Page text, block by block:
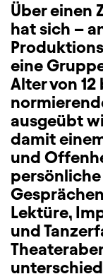
Über einen
hat sich –
eine
Alter von 12
ausgeübt
damit
und
Lektüre,
und